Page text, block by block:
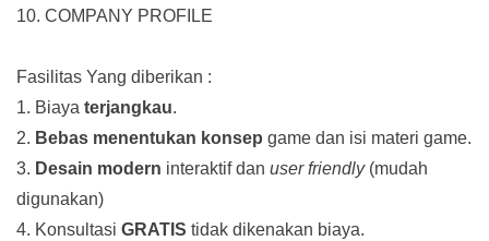
10. COMPANY PROFILE
Fasilitas Yang diberikan :
1. Biaya terjangkau.
2. Bebas menentukan konsep game dan isi materi game.
3. Desain modern interaktif dan user friendly(mudah
digunakan)
4. Konsultasi GRATIS tidak dikenakan biaya.